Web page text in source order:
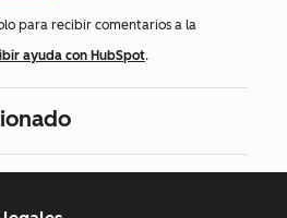
para recibir comentarios a la
ayuda con HubSpot.